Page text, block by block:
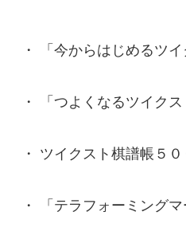
「今からはじめるツ
「つよくなるツイク
ツイクスト棋譜帳５０
「テラフォーミング